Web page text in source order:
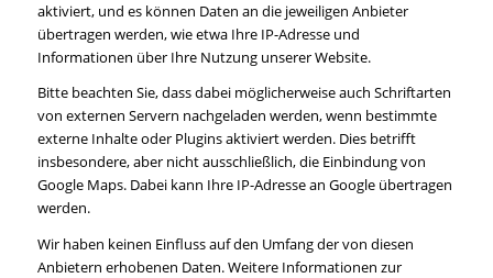
aktiviert, und es können Daten an die jeweiligen Anbieter
übertragen werden, wie etwa Ihre IP-Adresse und
Informationen über Ihre Nutzung unserer Website.
Bitte beachten Sie, dass dabei möglicherweise auch Schriftarten
von externen Servern nachgeladen werden, wenn bestimmte
externe Inhalte oder Plugins aktiviert werden. Dies betrifft
insbesondere, aber nicht ausschließlich, die Einbindung von
Google Maps. Dabei kann Ihre IP-Adresse an Google übertragen
werden.
Wir haben keinen Einfluss auf den Umfang der von diesen
Anbietern erhobenen Daten. Weitere Informationen zur